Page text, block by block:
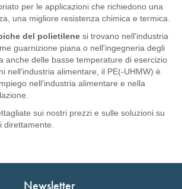
per le applicazioni che richiedono una
una migliore resistenza chimica e termica.
del polietilene si trovano nell'industria
guarnizione piana o nell'ingegneria degli
anche delle basse temperature di esercizio
nell'industria alimentare, il PE(-UHMW) è
nell'industria alimentare e nella
sui nostri prezzi e sulle soluzioni su
direttamente.
Newsletter